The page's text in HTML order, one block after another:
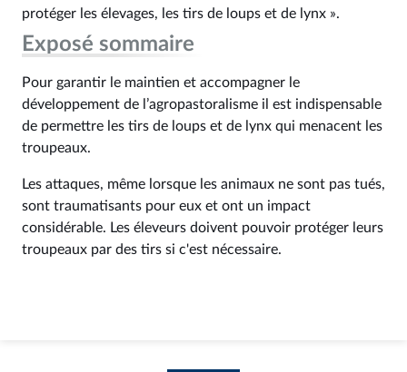
protéger les élevages, les tirs de loups et de lynx ».
Exposé sommaire
Pour garantir le maintien et accompagner le
développement de l’agropastoralisme il est indispensable
de permettre les tirs de loups et de lynx qui menacent les
troupeaux.
Les attaques, même lorsque les animaux ne sont pas tués,
sont traumatisants pour eux et ont un impact
considérable. Les éleveurs doivent pouvoir protéger leurs
troupeaux par des tirs si c'est nécessaire.